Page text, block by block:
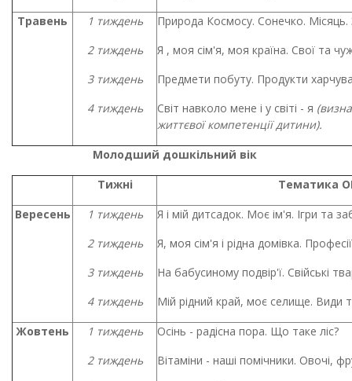
Травень
1 тиждень
2 тиждень
3 тиждень
4 тиждень
Природа Космосу. Сонечко. Місяць.
Я , моя сім'я, моя країна. Свої та
Предмети побуту. Продукти
Світ навколо мене і у світі - я
життєвої компетенції дитини).
Молодший дошкільний вік
Тижні
Тематика
Вересень
1 тиждень
2 тиждень
3 тиждень
4 тиждень
Я і мій дитсадок. Моє ім'я. Ігри та
Я, моя сім'я і рідна домівка.
На бабусиному подвір'ї. Свійські
Мій рідний край, моє селище. Види
Жовтень
1 тиждень
2 тиждень
Осінь - радісна пора. Що таке ліс?
Вітаміни - наші помічники. Овочі,